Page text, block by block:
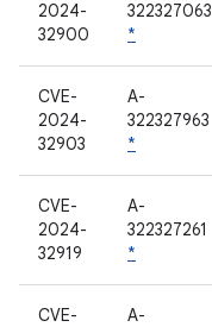
2024-
32900
322327063
*
CVE-
2024-
32903
A-
322327963
*
CVE-
2024-
32919
A-
322327261
*
CVE-
A-